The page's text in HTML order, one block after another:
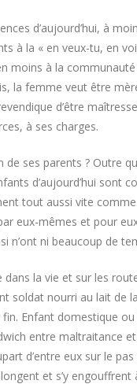
d’aujourd’hui, à
à la « en veux-tu, en
moins à la
la femme veut être
d’être
à ses charges.
de ses parents ? Outre
d’aujourd’hui sont
tout aussi vite
eux-mêmes et pour
n’ont ni beaucoup de
dans la vie et sur les
soldat nourri au lait de
fin. Enfant domestique
entre maltraitance
d’entre eux sur le
et s’y